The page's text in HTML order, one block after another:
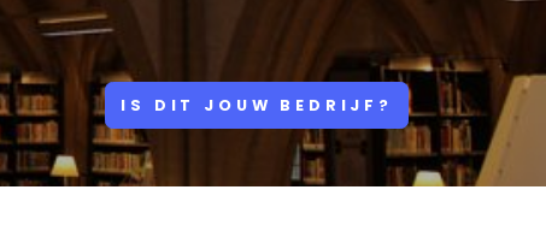
IS DIT JOUW BEDRIJF?